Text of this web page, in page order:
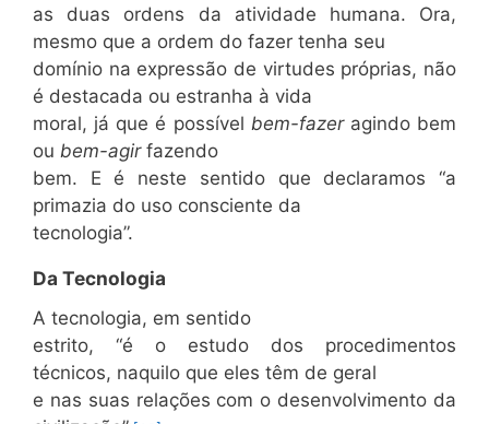
as duas ordens da atividade humana. Ora,
mesmo que a ordem do fazer tenha seu
domínio na expressão de virtudes próprias, não
é destacada ou estranha à vida
moral, já que é possível bem-fazer agindo bem
ou bem-agir fazendo
bem. E é neste sentido que declaramos “a
primazia do uso consciente da
tecnologia”.
Da Tecnologia
A tecnologia, em sentido
estrito, “é o estudo dos procedimentos
técnicos, naquilo que eles têm de geral
e nas suas relações com o desenvolvimento da